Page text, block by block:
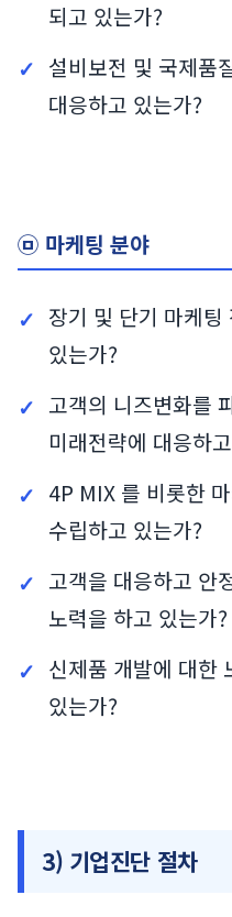
되고 있는가?
설비보전 및 국제품
대응하고 있는가?
㉤ 마케팅 분야
장기 및 단기 마케
있는가?
고객의 니즈변화를
미래전략에 대응하
4P MIX 를 비롯한
수립하고 있는가?
고객을 대응하고 안
노력을 하고 있는가?
신제품 개발에 대한
있는가?
3) 기업진단 절차